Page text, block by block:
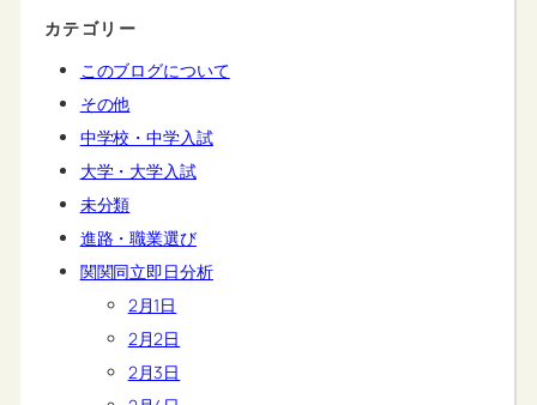
カテゴリー
このブログについて
その他
中学校・中学入試
大学・大学入試
未分類
進路・職業選び
関関同立即日分析
2月1日
2月2日
2月3日